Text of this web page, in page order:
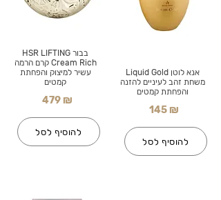
בבור HSR LIFTING
Cream Rich קרם הרמה
עשיר למיצוק והפחתת
קמטים
479 ₪
להוסיף לסל
אנא לוטן Liquid Gold
משחת זהב לעיניים להזנה
והפחתת קמטים
145 ₪
להוסיף לסל